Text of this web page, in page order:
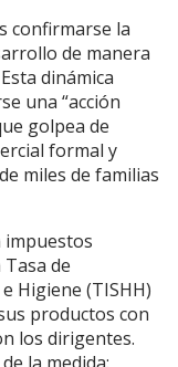
confirmarse la
de manera
dinámica
una “acción
golpea de
formal y
miles de familias
impuestos
de
Higiene (TISHH)
productos con
los dirigentes.